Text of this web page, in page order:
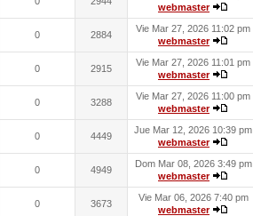
webmaster
0 2884
Vie Mar 27, 2026 11:02 pm
webmaster
0 2915
Vie Mar 27, 2026 11:01 pm
webmaster
0 3288
Vie Mar 27, 2026 11:00 pm
webmaster
0 4449
Jue Mar 12, 2026 10:39 pm
webmaster
0 4949
Dom Mar 08, 2026 3:49 pm
webmaster
0 3673
Vie Mar 06, 2026 7:40 pm
webmaster